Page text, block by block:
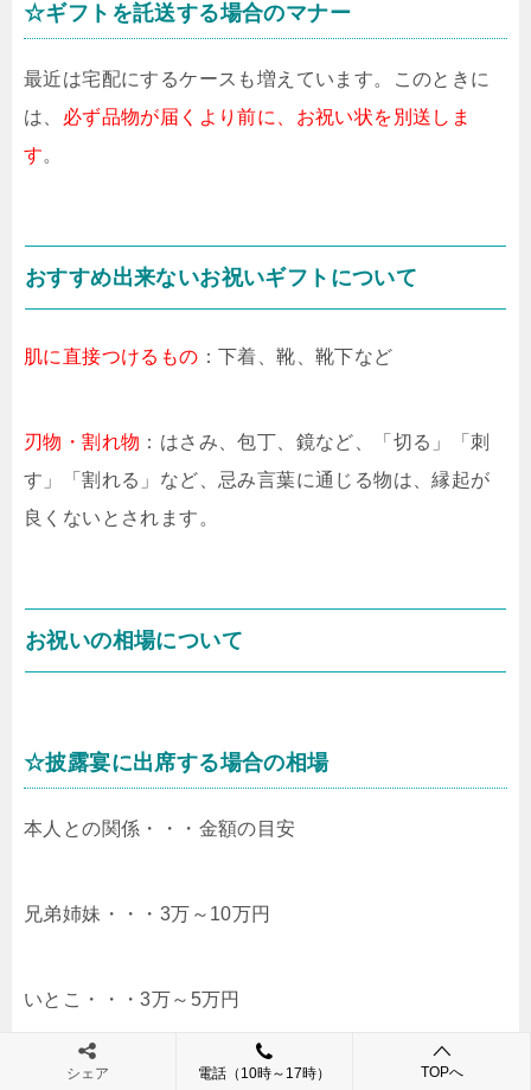
☆ギフトを託送する場合のマナー
最近は宅配にするケースも増えています。このときに
は、 必ず品物が届くより前に、お祝い状を別送しま
す。
おすすめ出来ないお祝いギフトについて
肌に直接つけるもの ：下着、靴、靴下など
刃物・割れ物 ：はさみ、包丁、鏡など、「切る」「刺
す」「割れる」など、忌み言葉に通じる物は、縁起が
良くないとされます。
お祝いの相場について
☆披露宴に出席する場合の相場
本人との関係・・・金額の目安
兄弟姉妹・・・3万～10万円
いとこ・・・3万～5万円
甥・姪・・・3万～10万円
シェア 電話（10時～17時） TOPへ